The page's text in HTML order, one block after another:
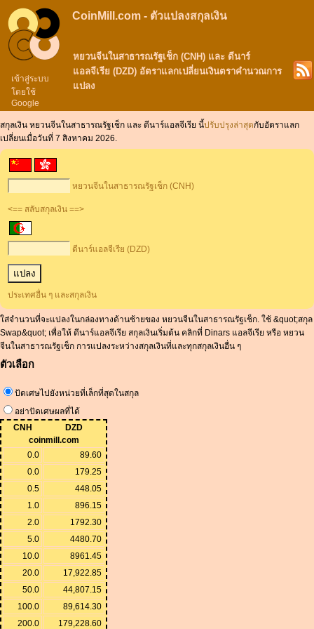
เข้าสู่ระบบ
โดยใช้
Google
CoinMill.com - ตัวแปลงสกุลเงิน
หยวนจีนในสาธารณรัฐเช็ก (CNH) และ ดีนาร์
แอลจีเรีย (DZD) อัตราแลกเปลี่ยนเงินตราคำนวณการ
แปลง
สกุลเงิน หยวนจีนในสาธารณรัฐเช็ก และ ดีนาร์แอลจีเรีย นี้ปรับปรุงล่าสุดกับอัตราแลก
เปลี่ยนเมื่อวันที่ 7 สิงหาคม 2026.
หยวนจีนในสาธารณรัฐเช็ก (CNH)
<== สลับสกุลเงิน ==>
ดีนาร์แอลจีเรีย (DZD)
ประเทศอื่น ๆ และสกุลเงิน
ใส่จำนวนที่จะแปลงในกล่องทางด้านซ้ายของ หยวนจีนในสาธารณรัฐเช็ก. ใช้ &quot;สกุล
Swap&quot; เพื่อให้ ดีนาร์แอลจีเรีย สกุลเงินเริ่มต้น คลิกที่ Dinars แอลจีเรีย หรือ หยวน
จีนในสาธารณรัฐเช็ก การแปลงระหว่างสกุลเงินที่และทุกสกุลเงินอื่น ๆ
ตัวเลือก
ปัดเศษไปยังหน่วยที่เล็กที่สุดในสกุล
อย่าปัดเศษผลที่ได้
CNH
DZD
coinmill.com
0.0
89.60
0.0
179.25
0.5
448.05
1.0
896.15
2.0
1792.30
5.0
4480.70
10.0
8961.45
20.0
17,922.85
50.0
44,807.15
100.0
89,614.30
200.0
179,228.60